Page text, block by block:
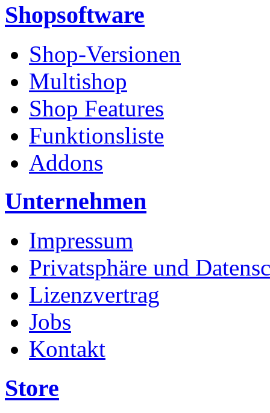
Shopsoftware
Shop-Versionen
Multishop
Shop Features
Funktionsliste
Addons
Unternehmen
Impressum
Privatsphäre und
Lizenzvertrag
Jobs
Kontakt
Store